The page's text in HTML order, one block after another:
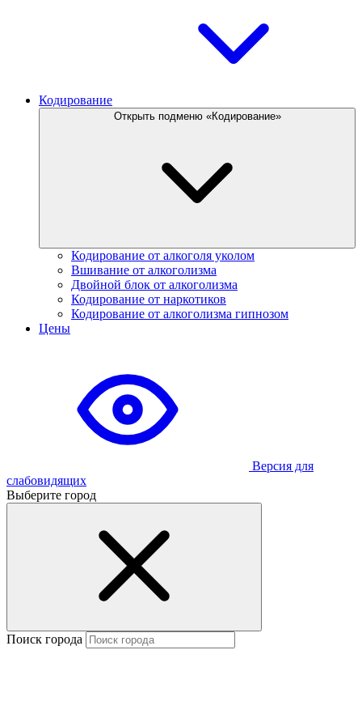
Кодирование
Открыть подменю «Кодирование»
Кодирование от алкоголя уколом
Вшивание от алкоголизма
Двойной блок от алкоголизма
Кодирование от наркотиков
Кодирование от алкоголизма гипнозом
Цены
Версия для
слабовидящих
Выберите город
Поиск города